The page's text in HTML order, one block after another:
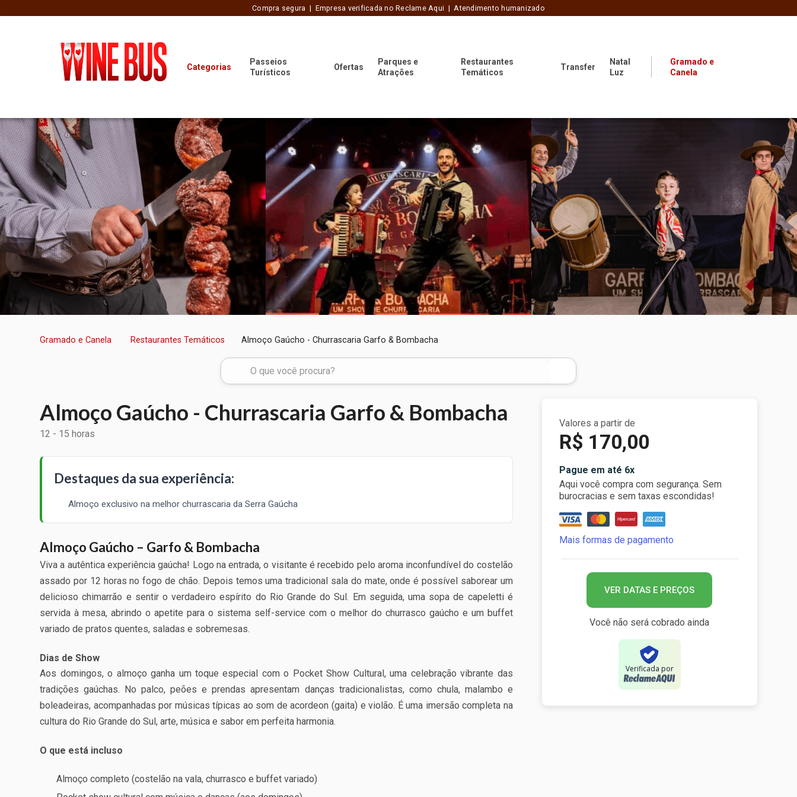
Compra segura | Empresa verificada no Reclame Aqui | Atendimento humanizado
Categorias
Passeios
Turísticos
Ofertas
Parques e
Atrações
Restaurantes
Temáticos
Transfer
Natal
Luz
Gramado e
Canela
Gramado e Canela Restaurantes Temáticos Almoço Gaúcho - Churrascaria Garfo & Bombacha
Valores a partir de
R$ 170,00
Pague em até 6x
Aqui você compra com segurança. Sem
burocracias e sem taxas escondidas!
Mais formas de pagamento
VER DATAS E PREÇOS
Você não será cobrado ainda
Verificada por
Almoço Gaúcho - Churrascaria Garfo & Bombacha
12 - 15 horas
Destaques da sua experiência:
Almoço exclusivo na melhor churrascaria da Serra Gaúcha
Almoço Gaúcho – Garfo & Bombacha
Viva a autêntica experiência gaúcha! Logo na entrada, o visitante é recebido pelo aroma inconfundível do costelão
assado por 12 horas no fogo de chão. Depois temos uma tradicional sala do mate, onde é possível saborear um
delicioso chimarrão e sentir o verdadeiro espírito do Rio Grande do Sul. Em seguida, uma sopa de capeletti é
servida à mesa, abrindo o apetite para o sistema self-service com o melhor do churrasco gaúcho e um buffet
variado de pratos quentes, saladas e sobremesas.
Dias de Show
Aos domingos, o almoço ganha um toque especial com o Pocket Show Cultural, uma celebração vibrante das
tradições gaúchas. No palco, peões e prendas apresentam danças tradicionalistas, como chula, malambo e
boleadeiras, acompanhadas por músicas típicas ao som de acordeon (gaita) e violão. É uma imersão completa na
cultura do Rio Grande do Sul, arte, música e sabor em perfeita harmonia.
O que está incluso
Almoço completo (costelão na vala, churrasco e buffet variado)